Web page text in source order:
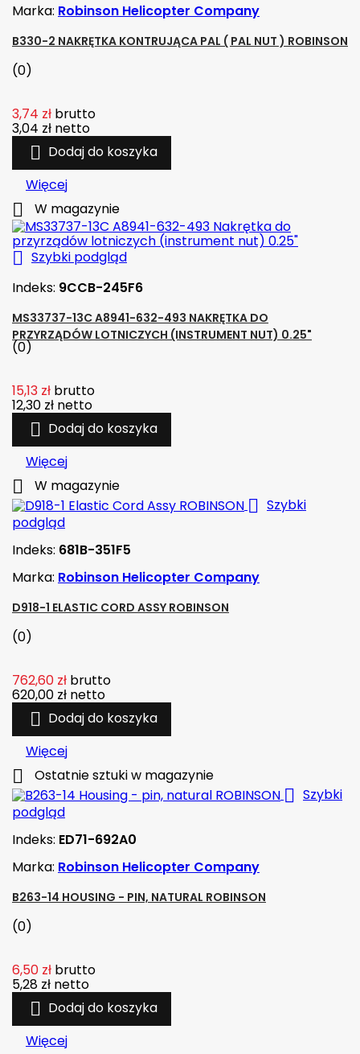
Marka: Robinson Helicopter Company
B330-2 NAKRĘTKA KONTRUJĄCA PAL ( PAL NUT ) ROBINSON
(0)
3,74 zł brutto
3,04 zł netto
 Dodaj do koszyka
Więcej
 W magazynie
 Szybki podgląd
Indeks: 9CCB-245F6
MS33737-13C A8941-632-493 NAKRĘTKA DO
PRZYRZĄDÓW LOTNICZYCH (INSTRUMENT NUT) 0.25"
(0)
15,13 zł brutto
12,30 zł netto
 Dodaj do koszyka
Więcej
 W magazynie
 Szybki
podgląd
Indeks: 681B-351F5
Marka: Robinson Helicopter Company
D918-1 ELASTIC CORD ASSY ROBINSON
(0)
762,60 zł brutto
620,00 zł netto
 Dodaj do koszyka
Więcej
 Ostatnie sztuki w magazynie
 Szybki
podgląd
Indeks: ED71-692A0
Marka: Robinson Helicopter Company
B263-14 HOUSING - PIN, NATURAL ROBINSON
(0)
6,50 zł brutto
5,28 zł netto
 Dodaj do koszyka
Więcej